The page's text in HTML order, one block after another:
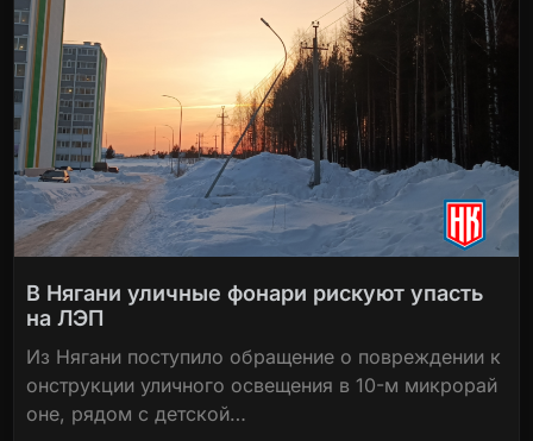
В Нягани уличные фонари рискуют упасть
на ЛЭП
Из Нягани поступило обращение о повреждении к
онструкции уличного освещения в 10-м микрорай
оне, рядом с детской…